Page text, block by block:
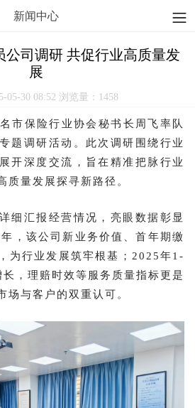
新闻中心
公司调研 共促行业高质量发
展
05-30 08:52 浏览量：1458
市保险行业协会秘书长周飞率队
题调研活动。此次调研围绕行业
开深度交流，旨在精准把脉行业
质量发展探寻新路径。
细汇报经营情况，亮眼数据彰显
，该公司新业务价值、首年期缴
为行业发展筑牢根基；2025年1-
，理赔时效等服务质量指标更是
场与客户的双重认可。